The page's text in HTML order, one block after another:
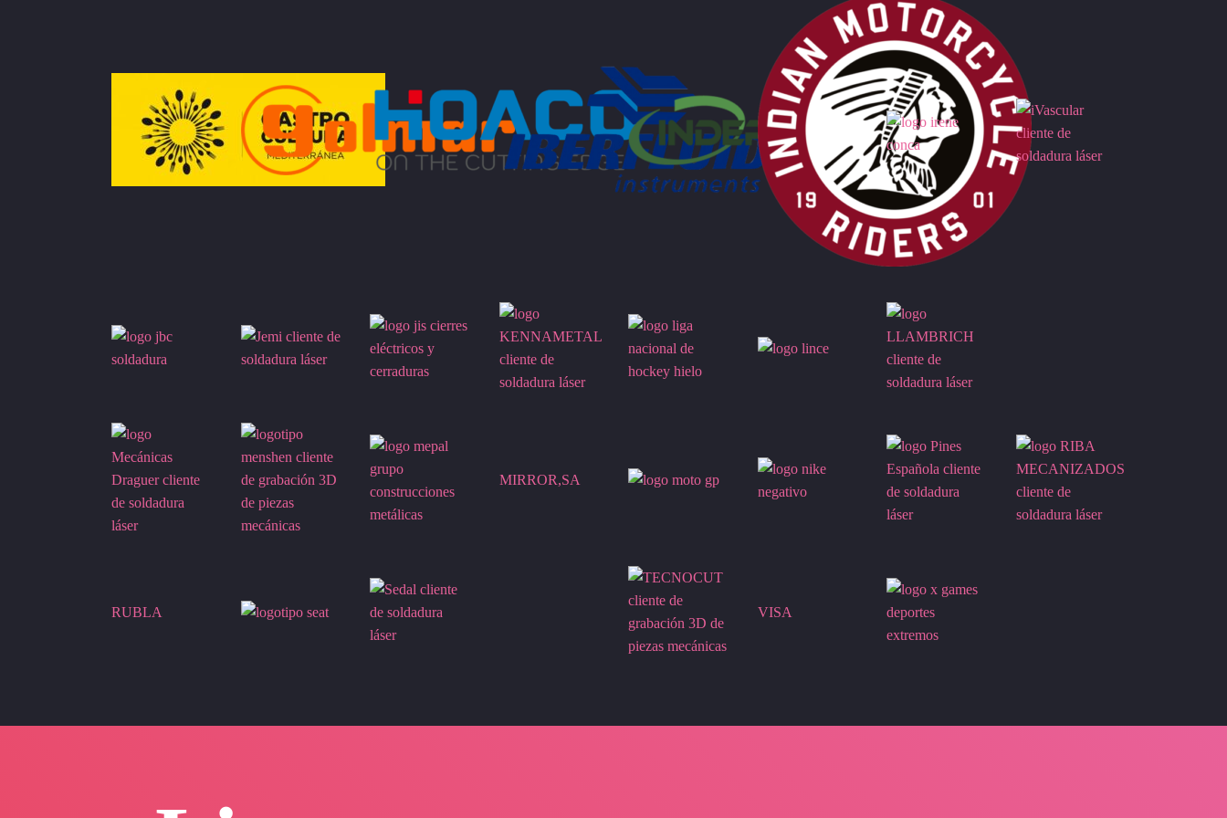
MIRROR,SA
RUBLA VISA